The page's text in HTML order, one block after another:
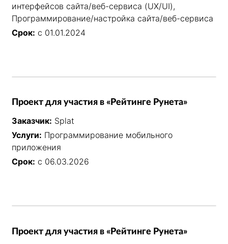
интерфейсов сайта/веб-сервиса (UX/UI),
Программирование/настройка сайта/веб-сервиса
Срок: с 01.01.2024
Проект для участия в «Рейтинге Рунета»
Заказчик: Splat
Услуги: Программирование мобильного
приложения
Срок: с 06.03.2026
Проект для участия в «Рейтинге Рунета»